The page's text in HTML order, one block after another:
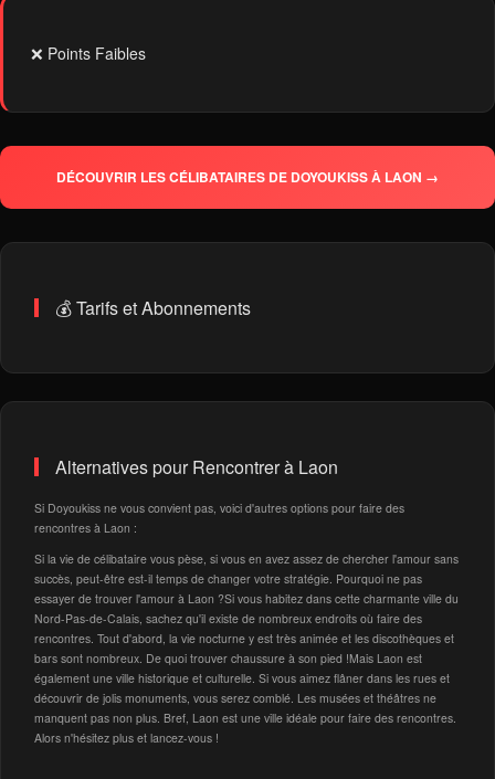
❌ Points Faibles
DÉCOUVRIR LES CÉLIBATAIRES DE DOYOUKISS À LAON →
💰 Tarifs et Abonnements
Alternatives pour Rencontrer à Laon
Si Doyoukiss ne vous convient pas, voici d'autres options pour faire des
rencontres à Laon :
Si la vie de célibataire vous pèse, si vous en avez assez de chercher l'amour sans
succès, peut-être est-il temps de changer votre stratégie. Pourquoi ne pas
essayer de trouver l'amour à Laon ?Si vous habitez dans cette charmante ville du
Nord-Pas-de-Calais, sachez qu'il existe de nombreux endroits où faire des
rencontres. Tout d'abord, la vie nocturne y est très animée et les discothèques et
bars sont nombreux. De quoi trouver chaussure à son pied !Mais Laon est
également une ville historique et culturelle. Si vous aimez flâner dans les rues et
découvrir de jolis monuments, vous serez comblé. Les musées et théâtres ne
manquent pas non plus. Bref, Laon est une ville idéale pour faire des rencontres.
Alors n'hésitez plus et lancez-vous !